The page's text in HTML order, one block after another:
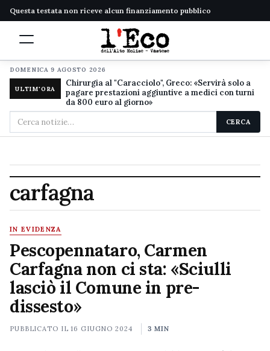
Questa testata non riceve alcun finanziamento pubblico
DOMENICA 9 AGOSTO 2026
ULTIM'ORA
Chirurgia al "Caracciolo", Greco: «Servirà solo a
pagare prestazioni aggiuntive a medici con turni
da 800 euro al giorno»
Cerca
nel
CERCA
carfagna
IN EVIDENZA
Pescopennataro, Carmen
Carfagna non ci sta: «Sciulli
lasciò il Comune in pre-
dissesto»
PUBBLICATO IL16 GIUGNO 2024 3 MIN